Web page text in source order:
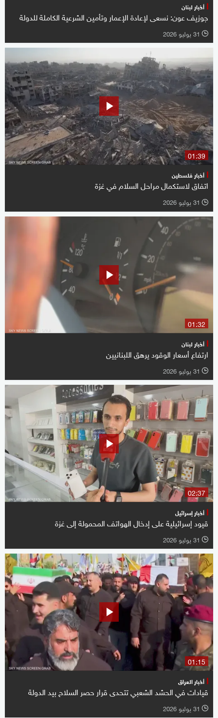
أخبار لبنان
جوزيف عون: نسعى لإعادة الإعمار وتأمين الشرعية الكاملة للدولة
l 31 يوليو 2026
01:39
أخبار فلسطين
اتفاق لاستكمال مراحل السلام في غزة
l 31 يوليو 2026
01:32
أخبار لبنان
ارتفاع أسعار الوقود يرهق اللبنانيين
l 31 يوليو 2026
02:37
أخبار إسرائيل
قيود إسرائيلية على إدخال الهواتف المحمولة إلى غزة
l 31 يوليو 2026
01:15
أخبار العراق
قيادات في الحشد الشعبي تتحدى قرار حصر السلاح بيد الدولة
l 31 يوليو 2026